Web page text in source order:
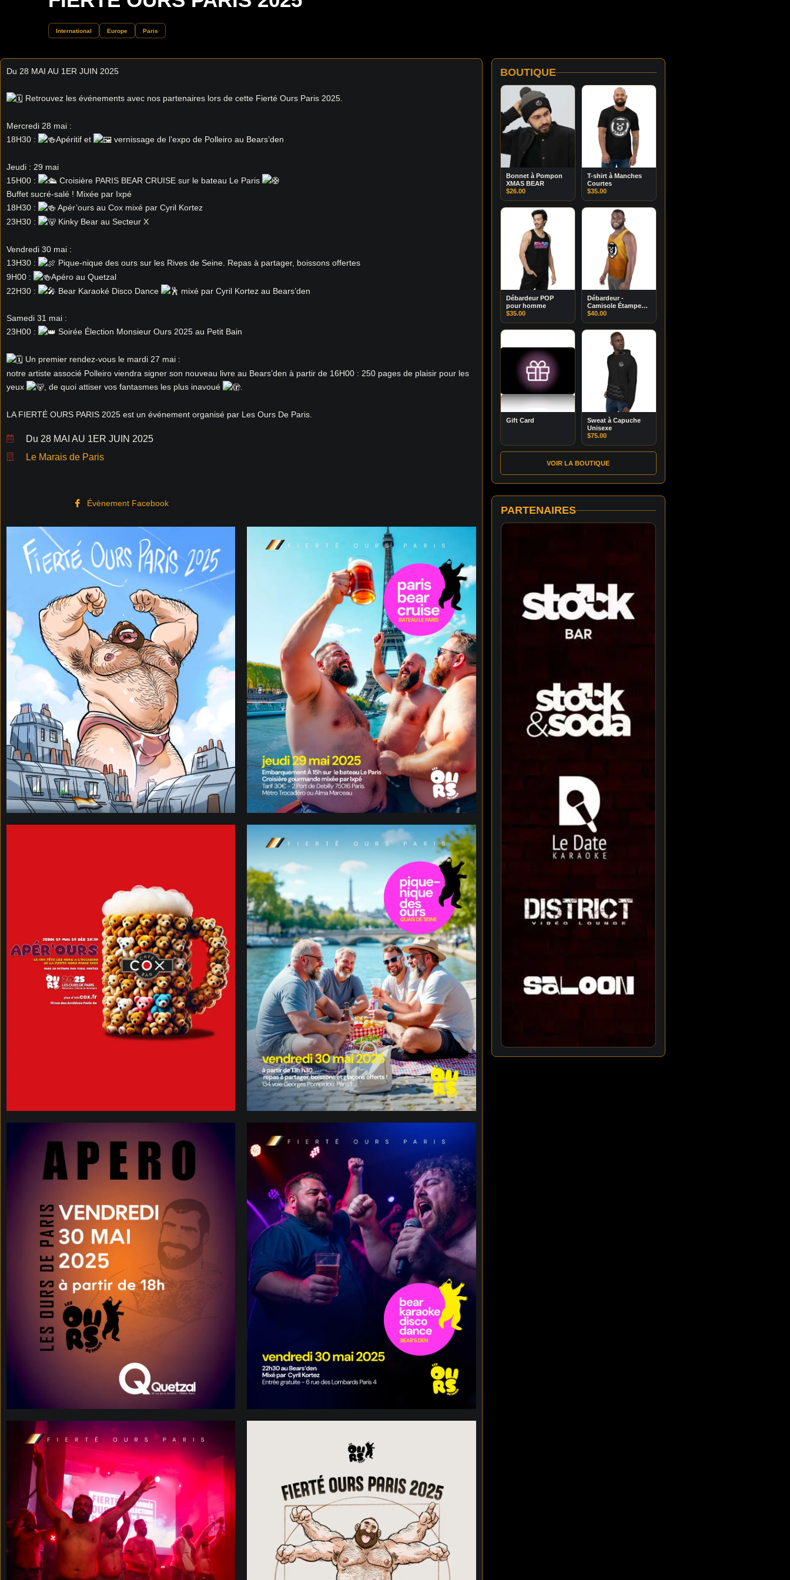
International Europe Paris
Du 28 MAI AU 1ER JUIN 2025
Retrouvez les événements avec nos partenaires lors de cette Fierté Ours Paris 2025.
Mercredi 28 mai :
18H30 :
Apéritif et vernissage de l’expo de Polleiro au Bears’den
Jeudi : 29 mai
15H00 :
Croisière PARIS BEAR CRUISE sur le bateau Le Paris
Buffet sucré-salé ! Mixée par Ixpé
18H30 :
Apér’ours au Cox mixé par Cyril Kortez
23H30 :
Kinky Bear au Secteur X
Vendredi 30 mai :
13H30 :
Pique-nique des ours sur les Rives de Seine. Repas à partager, boissons offertes
9H00 :
Apéro au Quetzal
22H30 :
Bear Karaoké Disco Dance mixé par Cyril Kortez au Bears’den
Samedi 31 mai :
23H00 :
Soirée Élection Monsieur Ours 2025 au Petit Bain
Un premier rendez-vous le mardi 27 mai :
notre artiste associé Polleiro viendra signer son nouveau livre au Bears’den à partir de 16H00 : 250 pages de plaisir pour les
yeux
, de quoi attiser vos fantasmes les plus inavoué
LA FIERTÉ OURS PARIS 2025 est un événement organisé par Les Ours De Paris.
Du 28 MAI AU 1ER JUIN 2025
Le Marais de Paris
Évènement Facebook
BOUTIQUE
Bonnet à Pompon
XMAS BEAR
$26.00
T-shirt à Manches
Courtes
$35.00
Débardeur POP
pour homme
$35.00
Débardeur -
Camisole Étampe
Marron
$40.00
Gift Card
Sweat à Capuche
Unisexe
$75.00
VOIR LA BOUTIQUE
PARTENAIRES